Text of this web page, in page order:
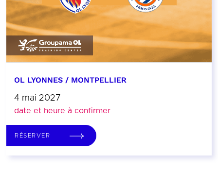
OL LYONNES / MONTPELLIER
4 mai 2027
date et heure à confirmer
RÉSERVER